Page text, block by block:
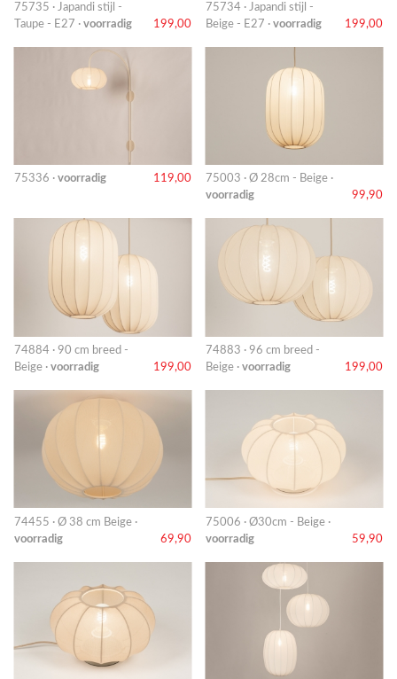
75735 · Japandi stijl -
Taupe - E27 · voorradig 199,00
75734 · Japandi stijl -
Beige - E27 · voorradig 199,00
75336 · voorradig 119,00
75003 · Ø 28cm - Beige ·
voorradig
99,90
74884 · 90 cm breed -
Beige · voorradig 199,00
74883 · 96 cm breed -
Beige · voorradig 199,00
74455 · Ø 38 cm Beige ·
voorradig
69,90
75006 · Ø30cm - Beige ·
voorradig
59,90